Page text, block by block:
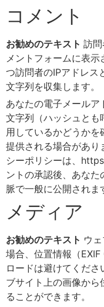
コメント
お勧めのテキスト 訪
メントフォームに表
つ訪問者のIPアドレス
文字列を収集します。
あなたの電子メールア
文字列（ハッシュとも
用しているかどうか
提供される場合があ
シーポリシーは、
ントの承認後、あな
脈で一般に公開されま
メディア
お勧めのテキスト ウ
場合、位置情報（
ロードは避けてくだ
ブサイト上の画像か
ることができます。